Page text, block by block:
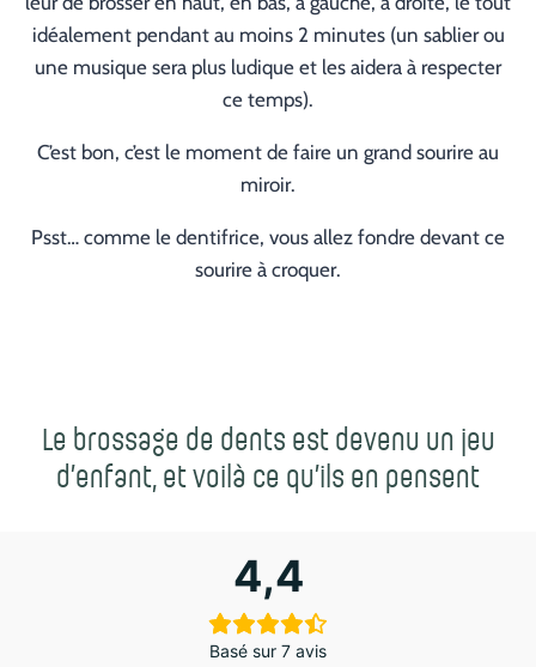
idéalement pendant au moins 2 minutes (un sablier ou
une musique sera plus ludique et les aidera à respecter
ce temps).
C’est bon, c’est le moment de faire un grand sourire au
miroir.
Psst… comme le dentifrice, vous allez fondre devant ce
sourire à croquer.
Le brossage de dents est devenu un jeu
d’enfant, et voilà ce qu’ils en pensent
4,4
Basé sur 7 avis